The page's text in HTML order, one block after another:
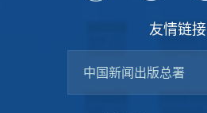
友情链接
中国新闻出版总署